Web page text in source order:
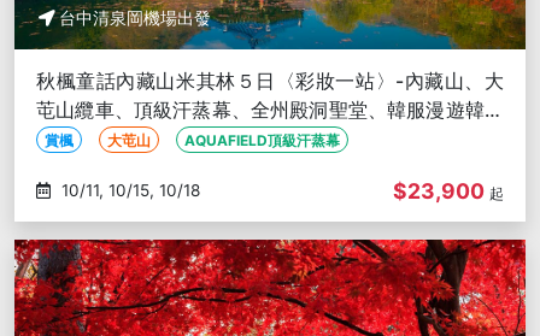
台中清泉岡機場出發
秋楓童話內藏山米其林５日〈彩妝一站〉-內藏山、大
芚山纜車、頂級汗蒸幕、全州殿洞聖堂、韓服漫遊韓屋
村、百年銀杏樹-台中出發
賞楓 大芚山 AQUAFIELD頂級汗蒸幕
10/11, 10/15, 10/18 $23,900 起